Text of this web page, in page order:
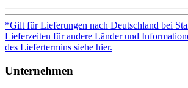
*Gilt für Lieferungen nach Deutschland bei
Lieferzeiten für andere Länder und
des Liefertermins siehe hier.
Unternehmen